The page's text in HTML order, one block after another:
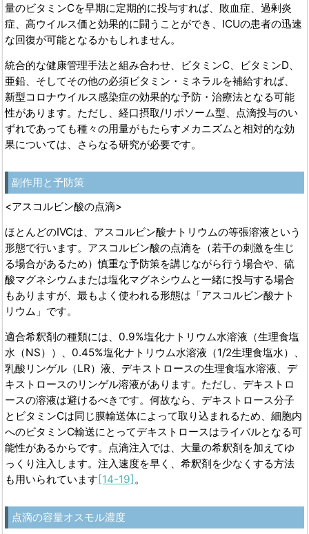
量のビタミンCを早期に定期的に投与すれば、敗血症、過剰炎
症、高ウイルス価と効果的に闘うことができ、ICUの患者の迅速
な回復が可能となるかもしれません。
統合的な健康管理手法と組み合わせ、ビタミンC、ビタミンD、
亜鉛、そしてその他の必須ビタミン・ミネラルを補給すれば、
新型コロナウイルス感染症の効果的な予防・治療法となる可能
性があります。ただし、経口摂取/リポソーム型、点滴投与のい
ずれであっても種々の用量がもたらすメカニズムと相対的な効
果については、さらなる研究が必要です。
副作用と予防策
<アスコルビン酸の点滴>
ほとんどのIVCは、アスコルビン酸ナトリウムの等張溶液という
形態で行います。アスコルビン酸の点滴を（若干の刺激を生じ
る場合があるため）慎重な予防策を講じながら行う場合や、硫
酸マグネシウムまたは塩化マグネシウムと一緒に投与する場合
もありますが、最もよく使われる形態は「アスコルビン酸ナト
リウム」です。
適合希釈剤の種類には、0.9%塩化ナトリウム水溶液（生理食塩
水（NS））、0.45%塩化ナトリウム水溶液（1/2生理食塩水）、
乳酸リンゲル（LR）液、デキストロースの生理食塩水溶液、デ
キストロースのリンゲル溶液があります。ただし、デキストロ
ースの溶液は避けるべきです。何故なら、デキストロース分子
とビタミンCは同じ膜輸送体によって取り込まれるため、細胞内
へのビタミンC輸送にとってデキストロースはライバルとなる可
能性があるからです。点滴注入では、大量の希釈剤を加えてゆ
っくり注入します。注入速度を早く、希釈剤を少なくする方法
も用いられています [14-19] 。
点滴の容量オスモル濃度